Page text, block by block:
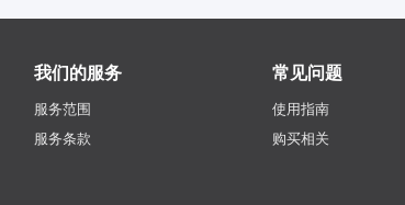
我们的服务
服务范围
服务条款
常见问题
使用指南
购买相关